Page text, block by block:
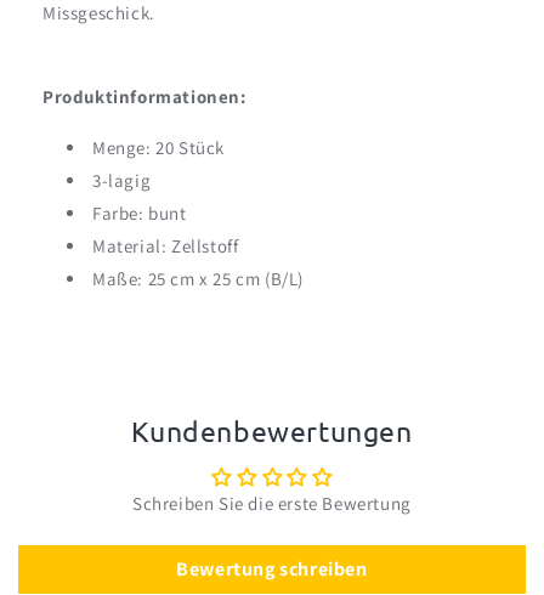
Missgeschick.
Produktinformationen:
Menge: 20 Stück
3-lagig
Farbe: bunt
Material: Zellstoff
Maße: 25 cm x 25 cm (B/L)
Kundenbewertungen
Schreiben Sie die erste Bewertung
Bewertung schreiben